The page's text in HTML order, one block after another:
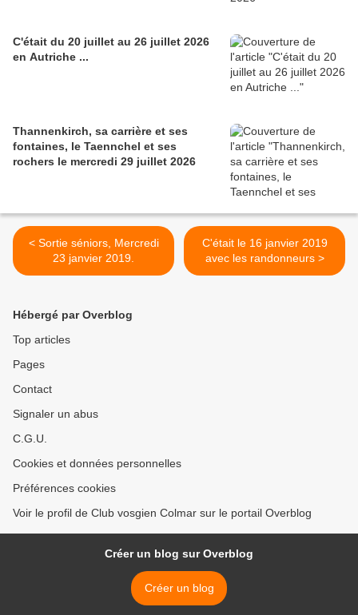
C'était du 20 juillet au 26 juillet 2026
en Autriche ...
Thannenkirch, sa carrière et ses
fontaines, le Taennchel et ses
rochers le mercredi 29 juillet 2026
< Sortie séniors, Mercredi
23 janvier 2019.
C'était le 16 janvier 2019
avec les randonneurs >
Hébergé par Overblog
Top articles
Pages
Contact
Signaler un abus
C.G.U.
Cookies et données personnelles
Préférences cookies
Voir le profil de Club vosgien Colmar sur le portail Overblog
Créer un blog sur Overblog
Créer un blog